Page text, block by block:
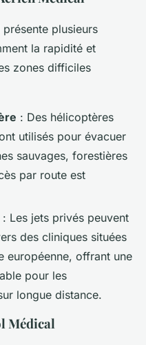
présente plusieurs
la rapidité et
zones difficiles
: Des hélicoptères
utilisés pour évacuer
sauvages, forestières
par route est
: Les jets privés peuvent
des cliniques situées
européenne, offrant une
pour les
longue distance.
Médical